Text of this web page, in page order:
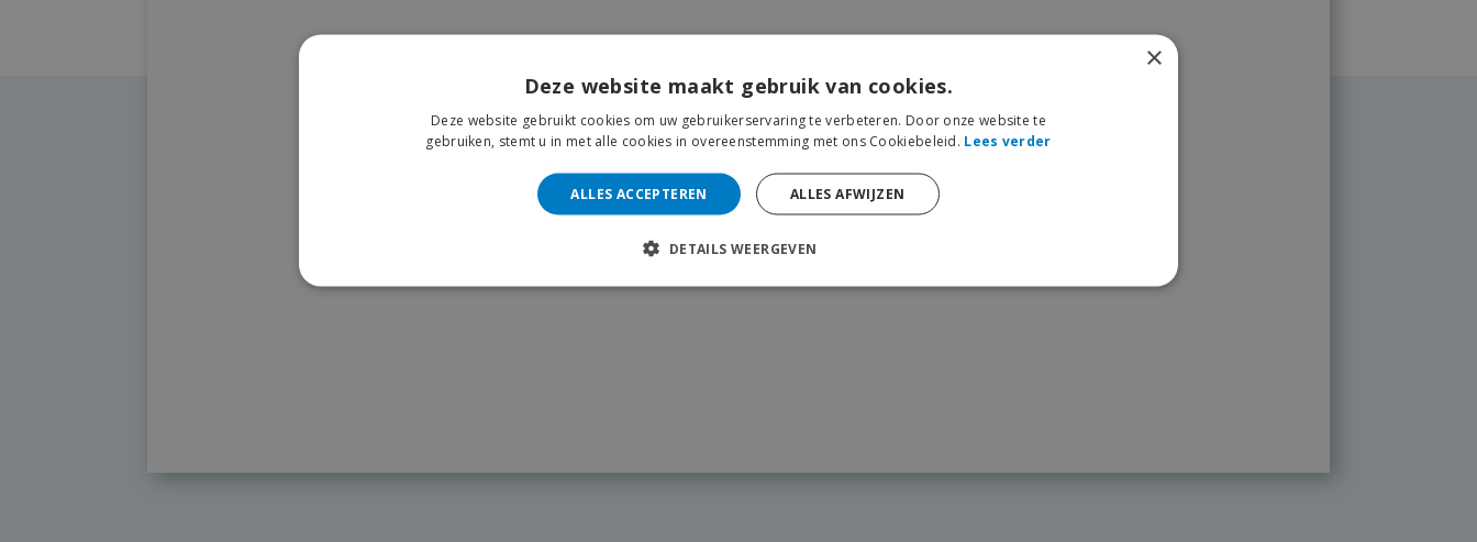
×
Deze website maakt gebruik van cookies.
Deze website gebruikt cookies om uw gebruikerservaring te verbeteren. Door onze website te
gebruiken, stemt u in met alle cookies in overeenstemming met ons Cookiebeleid. Lees verder
ALLES ACCEPTEREN ALLES AFWIJZEN
DETAILS WEERGEVEN